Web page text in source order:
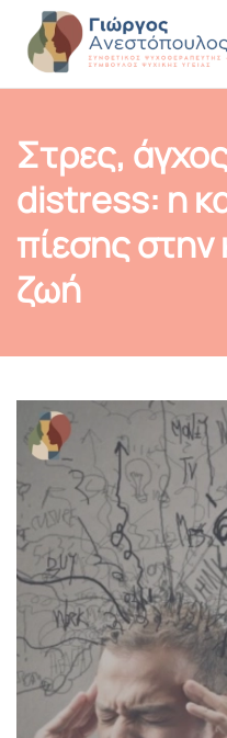
Skip to main
Στρες,
distress: η
πίεσης
ζωή